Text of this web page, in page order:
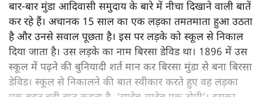
बार-बार मुंडा आदिवासी समुदाय के बारे में नीचा दिखाने वाली बातें
कर रहे हैं। अचानक 15 साल का एक लड़का तमतमाता हुआ उठता
है और उनसे सवाल पूछता है। इस पर लड़के को स्कूल से निकाल
दिया जाता है। उस लड़के का नाम बिरसा डेविड था। 1896 में उस
स्कूल में पढ़ने की बुनियादी शर्त मान कर बिरसा मुंडा से बना बिरसा
डेविड। स्कूल से निकालने की बात स्वीकार करते हुए वह लड़का